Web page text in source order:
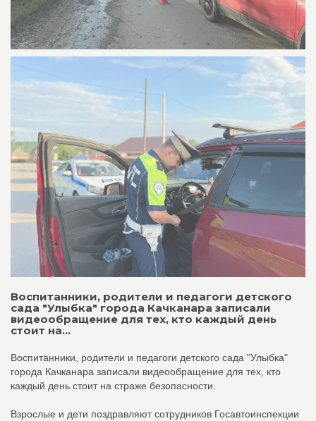
Воспитанники, родители и педагоги детского
сада "Улыбка" города Качканара записали
видеообращение для тех, кто каждый день
стоит на...
Воспитанники, родители и педагоги детского сада "Улыбка"
города Качканара записали видеообращение для тех, кто
каждый день стоит на страже безопасности.
Взрослые и дети поздравляют сотрудников Госавтоинспекции